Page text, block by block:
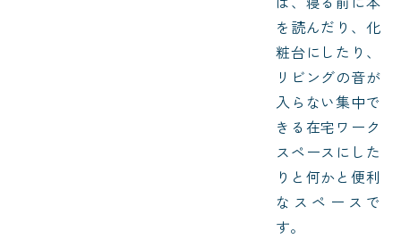
を読んだり、化
粧台にしたり、
リビングの音が
入らない集中で
きる在宅ワーク
スペースにした
りと何かと便利
なスペースで
す。